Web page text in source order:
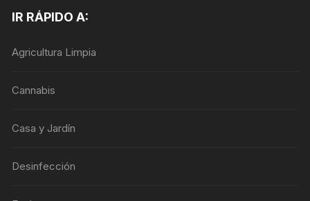
IR RÁPIDO A:
Agricultura Limpia
Cannabis
Casa y Jardín
Desinfección